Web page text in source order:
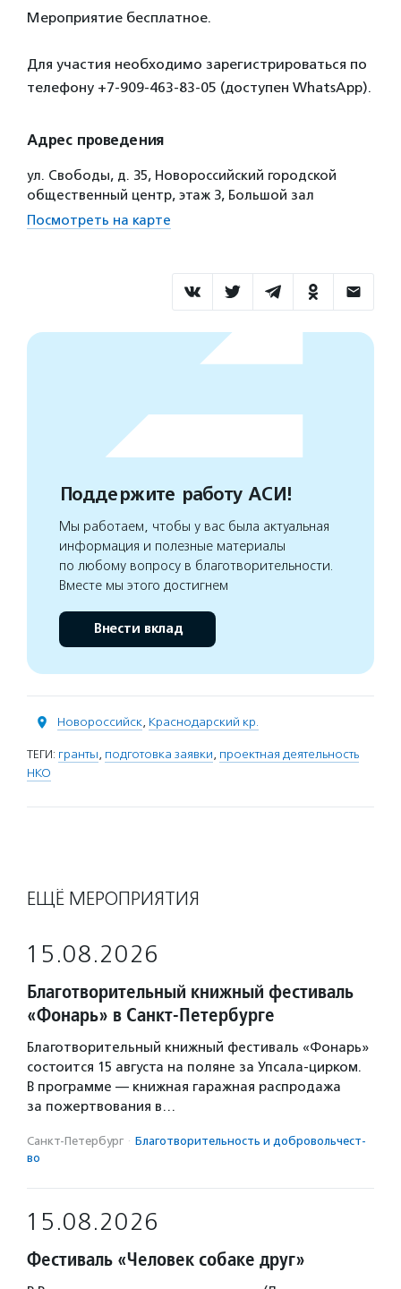
Мероприятие бесплатное.
Для участия необходимо зарегистрироваться по
телефону +7-909-463-83-05 (доступен WhatsApp).
Адрес проведения
ул. Свободы, д. 35, Новороссийский городской
общественный центр, этаж 3, Большой зал
Посмотреть на карте
Поддержите работу АСИ!
Мы работаем, чтобы у вас была актуальная
информация и полезные материалы
по любому вопросу в благотворительности.
Вместе мы этого достигнем
Внести вклад
Новороссийск, Краснодарский кр.
ТЕГИ: гранты, подготовка заявки, проектная деятельность
НКО
ЕЩЁ МЕРОПРИЯТИЯ
15.08.2026
Благотворительный книжный фестиваль
«Фонарь» в Санкт-Петербурге
Благотворительный книжный фестиваль «Фонарь»
состоится 15 августа на поляне за Упсала-цирком.
В программе — книжная гаражная распродажа
за пожертвования в…
Санкт-Петербург · Благотвори­тель­ность и доброволь­чест­
во
15.08.2026
Фестиваль «Человек собаке друг»